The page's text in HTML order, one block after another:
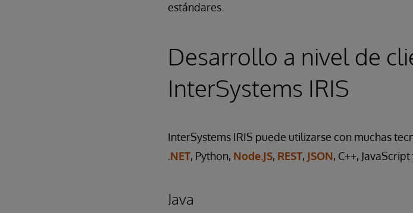
estándares.
Desarrollo a nivel de
InterSystems IRIS
InterSystems IRIS puede utilizarse con muchas
.NET, Python, Node.JS, REST, JSON, C++, JavaScript
Java